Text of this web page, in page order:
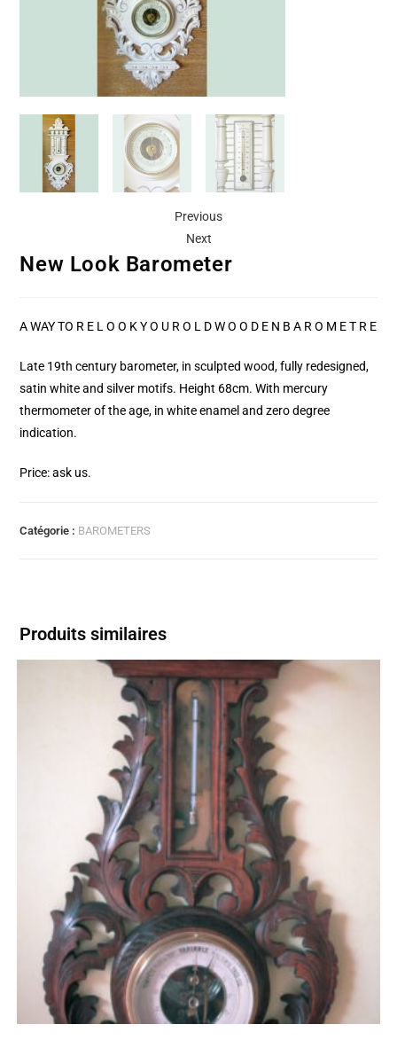
Previous
Next
New Look Barometer
A WAY TO R E L O O K Y O U R O L D W O O D E N B A R O M E T R E
Late 19th century barometer, in sculpted wood, fully redesigned,
satin white and silver motifs. Height 68cm. With mercury
thermometer of the age, in white enamel and zero degree
indication.
Price: ask us.
Catégorie : BAROMETERS
Produits similaires